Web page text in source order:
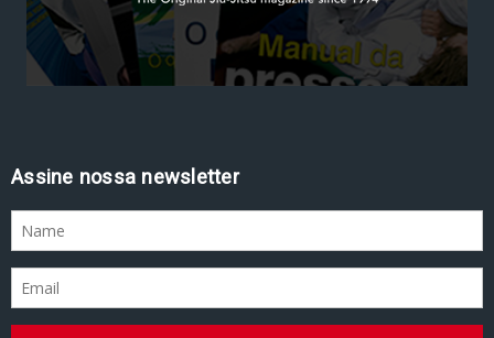
Assine nossa newsletter